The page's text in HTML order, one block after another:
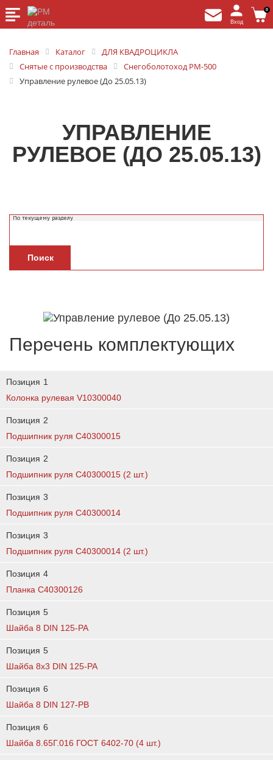
Вход
0
Главная Каталог
ДЛЯ КВАДРОЦИКЛА
Снятые с производства
Снегоболотоход РМ-500
Управление рулевое (До 25.05.13)
УПРАВЛЕНИЕ
РУЛЕВОЕ (ДО 25.05.13)
Поиск
Перечень комплектующих
Позиция 1
Колонка рулевая V10300040
Позиция 2
Подшипник руля C40300015
Позиция 2
Подшипник руля C40300015 (2 шт.)
Позиция 3
Подшипник руля C40300014
Позиция 3
Подшипник руля C40300014 (2 шт.)
Позиция 4
Планка C40300126
Позиция 5
Шайба 8 DIN 125-PA
Позиция 5
Шайба 8x3 DIN 125-PA
Позиция 6
Шайба 8 DIN 127-PB
Позиция 6
Шайба 8.65Г.016 ГОСТ 6402-70 (4 шт.)